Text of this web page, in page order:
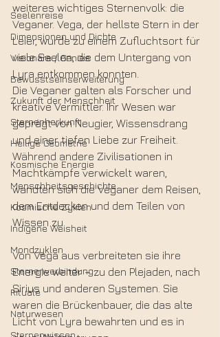
Seelenreise
Dimensionen und Dichte
Visionäre / Genies
Bewusstseinserweiterung
Zukunft der Menschheit
Sternenherkunft
Heilige Geometrie
Kosmische Energie
Menschheitsgeschichte
Kosmische Zyklen
Indigene Weisheit
Mondzyklen
Sternenverbindung
Rituale
Naturwesen
Sternenwissen
weiteres wichtiges Sternenvolk: die
Veganer. Vega, der hellste Stern in der
Leier, wurde zu einem Zufluchtsort für
viele Seelen, die dem Untergang von
Lyra entkommen konnten.
Die Veganer galten als Forscher und
kreative Vermittler. Ihr Wesen war
geprägt von Neugier, Wissensdrang
und einer tiefen Liebe zur Freiheit.
Während andere Zivilisationen in
Machtkämpfe verwickelt waren,
wandten sich die Veganer dem Reisen,
dem Entdecken und dem Teilen von
Wissen zu.
Von Vega aus verbreiteten sie ihre
Energie weiter – zu den Plejaden, nach
Sirius und anderen Systemen. Sie
waren die Brückenbauer, die das alte
Licht von Lyra bewahrten und es in